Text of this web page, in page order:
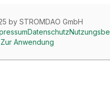
by STROMDAO GmbH
Datenschutz
Zur Anwendung